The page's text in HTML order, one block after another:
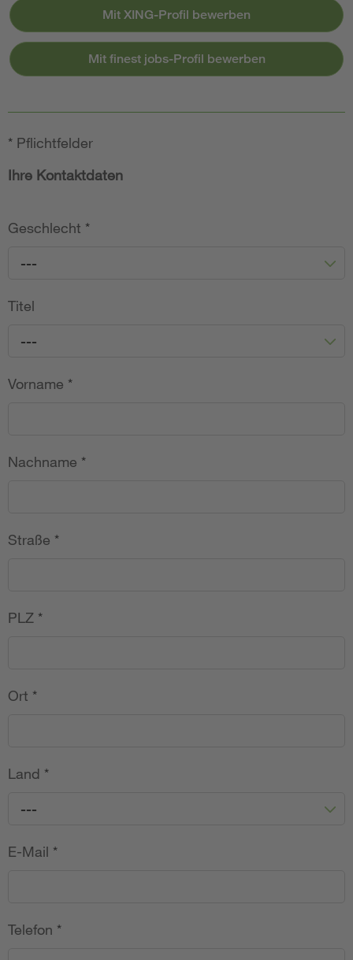
Mit XING-Profil bewerben
Mit finest jobs-Profil bewerben
* Pflichtfelder
Ihre Kontaktdaten
Geschlecht *
---
Titel
---
Vorname *
Nachname *
Straße *
PLZ *
Ort *
Land *
---
E-Mail *
Telefon *